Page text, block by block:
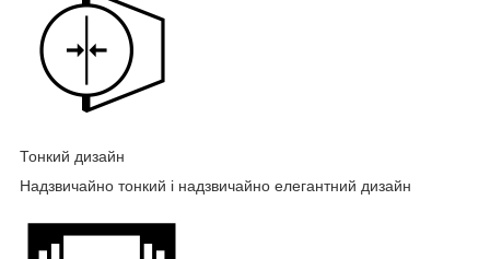
Тонкий дизайн
Надзвичайно тонкий і надзвичайно елегантний дизайн